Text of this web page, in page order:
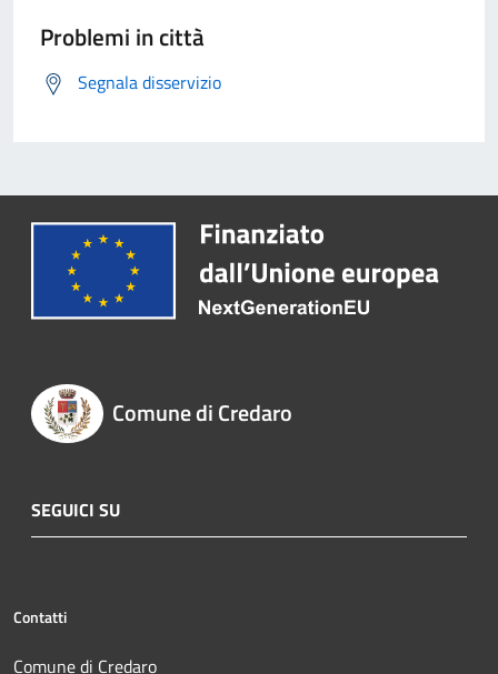
Problemi in città
Segnala disservizio
Comune di Credaro
SEGUICI SU
Contatti
Comune di Credaro